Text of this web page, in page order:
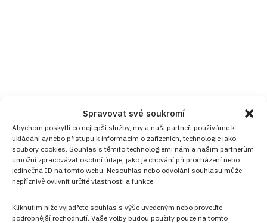
Spravovat své soukromí
Abychom poskytli co nejlepší služby, my a naši partneři používáme k
ukládání a/nebo přístupu k informacím o zařízeních, technologie jako
soubory cookies. Souhlas s těmito technologiemi nám a našim partnerům
umožní zpracovávat osobní údaje, jako je chování při procházení nebo
jedinečná ID na tomto webu. Nesouhlas nebo odvolání souhlasu může
nepříznivě ovlivnit určité vlastnosti a funkce.
Kliknutím níže vyjádřete souhlas s výše uvedeným nebo proveďte
podrobnější rozhodnutí. Vaše volby budou použity pouze na tomto